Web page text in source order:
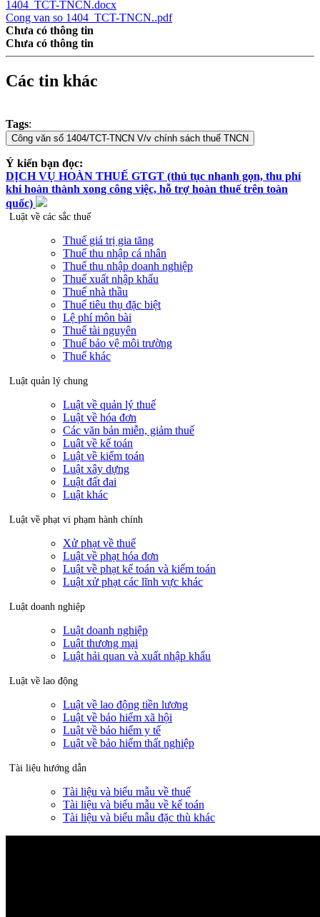
1404_TCT-TNCN.docx
Cong van so 1404_TCT-TNCN..pdf
Chưa có thông tin
Chưa có thông tin
Các tin khác
Tags:
Ý kiến bạn đọc:
DỊCH VỤ HOÀN THUẾ GTGT (thủ tục nhanh gọn, thu phí
khi hoàn thành xong công việc, hỗ trợ hoàn thuế trên toàn
quốc)
Luật về các sắc thuế
Thuế giá trị gia tăng
Thuế thu nhập cá nhân
Thuế thu nhập doanh nghiệp
Thuế xuất nhập khẩu
Thuế nhà thầu
Thuế tiêu thụ đặc biệt
Lệ phí môn bài
Thuế tài nguyên
Thuế bảo vệ môi trường
Thuế khác
Luật quản lý chung
Luật về quản lý thuế
Luật về hóa đơn
Các văn bản miễn, giảm thuế
Luật về kế toán
Luật về kiểm toán
Luật xây dựng
Luật đất đai
Luật khác
Luật về phạt vi phạm hành chính
Xử phạt về thuế
Luật về phạt hóa đơn
Luật về phạt kế toán và kiểm toán
Luật xử phạt các lĩnh vực khác
Luật doanh nghiệp
Luật doanh nghiệp
Luật thương mại
Luật hải quan và xuất nhập khẩu
Luật về lao động
Luật về lao động tiền lương
Luật về bảo hiểm xã hội
Luật về bảo hiểm y tế
Luật về bảo hiểm thất nghiệp
Tài liệu hướng dẫn
Tài liệu và biểu mẫu về thuế
Tài liệu và biểu mẫu về kế toán
Tài liệu và biểu mẫu đặc thù khác